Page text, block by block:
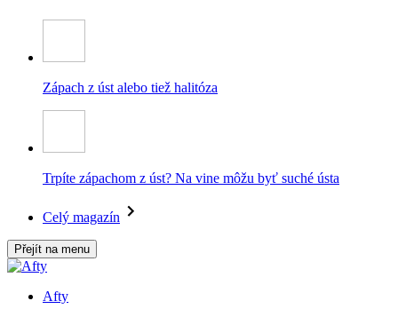
Zápach z úst alebo tiež halitóza
Trpíte zápachom z úst? Na vine môžu byť suché ústa
Celý magazín
Přejít na menu
Afty